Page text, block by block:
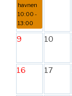
havnen
10:00 -
13:00
9 10
16 17